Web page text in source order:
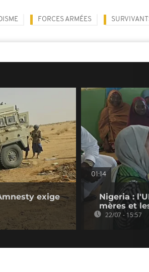
FORCES ARMÉES
exige
01:14
Nigeria :
mères et
22/07 - 15:57